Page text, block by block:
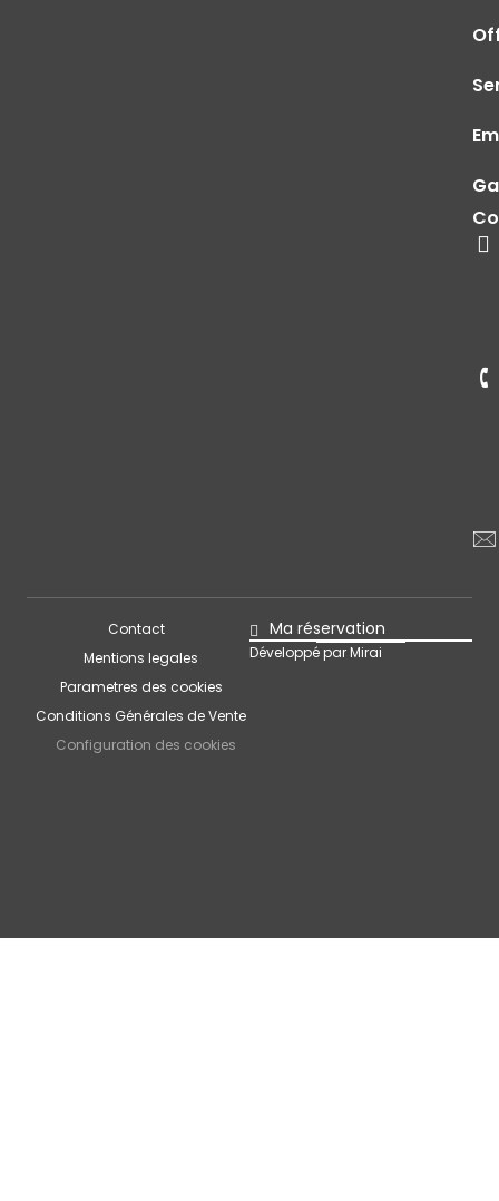
Contact
Mentions legales
Parametres des cookies
Conditions Générales de Vente
Configuration des cookies
Ma réservation
Développé parMirai